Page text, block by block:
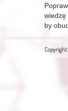
wiedzę
by
Copyright